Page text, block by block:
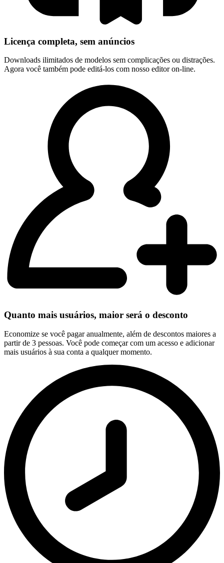
Licença completa, sem anúncios
Downloads ilimitados de modelos sem complicações ou distrações.
Agora você também pode editá-los com nosso editor on-line.
Quanto mais usuários, maior será o desconto
Economize se você pagar anualmente, além de descontos maiores a
partir de 3 pessoas. Você pode começar com um acesso e adicionar
mais usuários à sua conta a qualquer momento.